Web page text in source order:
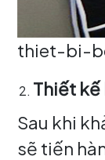
thiet-bi-
Thiết
Sau khi
sẽ tiến